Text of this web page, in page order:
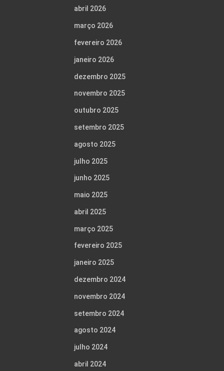
abril 2026
março 2026
fevereiro 2026
janeiro 2026
dezembro 2025
novembro 2025
outubro 2025
setembro 2025
agosto 2025
julho 2025
junho 2025
maio 2025
abril 2025
março 2025
fevereiro 2025
janeiro 2025
dezembro 2024
novembro 2024
setembro 2024
agosto 2024
julho 2024
abril 2024